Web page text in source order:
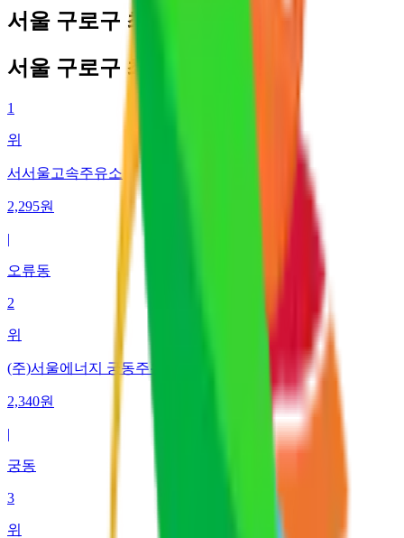
서울 구로구 최저가 주유소
서울 구로구 최저가 주유소
1
위
서서울고속주유소
2,295원
|
오류동
2
위
(주)서울에너지 궁동주유소
2,340원
|
궁동
3
위